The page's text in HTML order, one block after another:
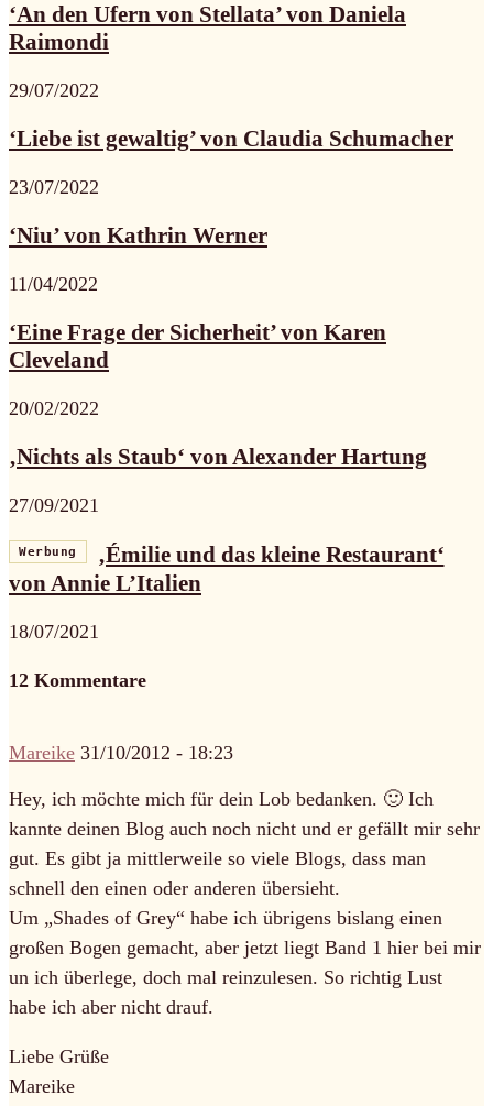
‘An den Ufern von Stellata’ von Daniela
Raimondi
29/07/2022
‘Liebe ist gewaltig’ von Claudia Schumacher
23/07/2022
‘Niu’ von Kathrin Werner
11/04/2022
‘Eine Frage der Sicherheit’ von Karen
Cleveland
20/02/2022
‚Nichts als Staub‘ von Alexander Hartung
27/09/2021
Werbung
‚Émilie und das kleine Restaurant‘
von Annie L’Italien
18/07/2021
12 Kommentare
Mareike 31/10/2012 - 18:23
Hey, ich möchte mich für dein Lob bedanken. 🙂 Ich
kannte deinen Blog auch noch nicht und er gefällt mir sehr
gut. Es gibt ja mittlerweile so viele Blogs, dass man
schnell den einen oder anderen übersieht.
Um „Shades of Grey“ habe ich übrigens bislang einen
großen Bogen gemacht, aber jetzt liegt Band 1 hier bei mir
un ich überlege, doch mal reinzulesen. So richtig Lust
habe ich aber nicht drauf.
Liebe Grüße
Mareike